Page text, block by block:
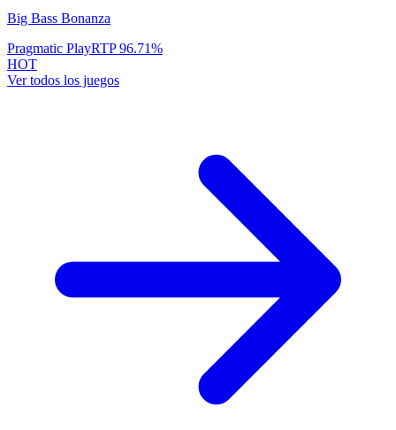
Big Bass Bonanza
Pragmatic PlayRTP96.71%
HOT
Ver todos los juegos